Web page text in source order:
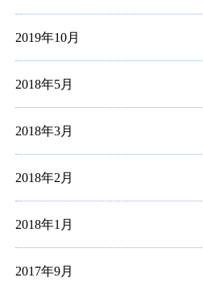
2019年10月
2018年5月
2018年3月
2018年2月
2018年1月
2017年9月